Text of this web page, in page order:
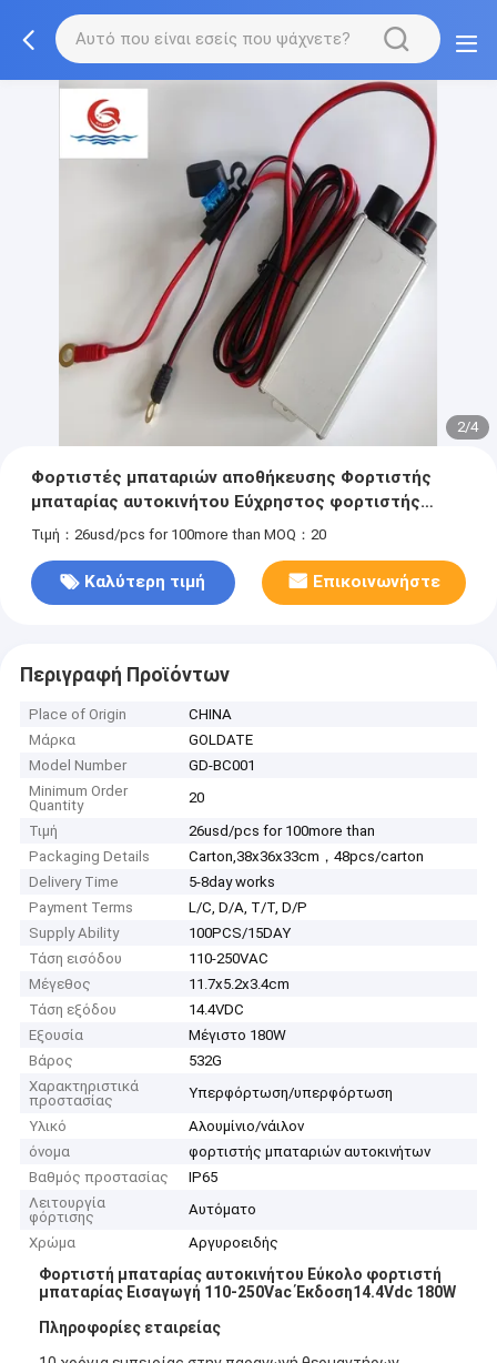
2/4
Φορτιστές μπαταριών αποθήκευσης Φορτιστής
μπαταρίας αυτοκινήτου Εύχρηστος φορτιστής
μπαταρίας Είσοδος 110-250Vac Έξοδος 14.4Vdc
Τιμή：26usd/pcs for 100more than MOQ：20
Καλύτερη τιμή Επικοινωνήστε
Περιγραφή Προϊόντων
Place of Origin
CHINA
Μάρκα
GOLDATE
Model Number
GD-BC001
Minimum Order
Quantity
20
Τιμή
26usd/pcs for 100more than
Packaging Details
Carton,38x36x33cm，48pcs/carton
Delivery Time
5-8day works
Payment Terms
L/C, D/A, T/T, D/P
Supply Ability
100PCS/15DAY
Τάση εισόδου
110-250VAC
Μέγεθος
11.7x5.2x3.4cm
Τάση εξόδου
14.4VDC
Εξουσία
Μέγιστο 180W
Βάρος
532G
Χαρακτηριστικά
προστασίας
Υπερφόρτωση/υπερφόρτωση
Υλικό
Αλουμίνιο/νάιλον
όνομα
φορτιστής μπαταριών αυτοκινήτων
Βαθμός προστασίας
IP65
Λειτουργία
φόρτισης
Αυτόματο
Χρώμα
Αργυροειδής
Φορτιστή μπαταρίας αυτοκινήτου Εύκολο φορτιστή
μπαταρίας Εισαγωγή 110-250Vac Έκδοση14.4Vdc 180W
Πληροφορίες εταιρείας